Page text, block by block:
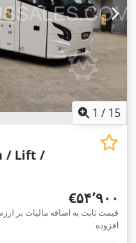
1 / 15
/ Lift /
‎€۵۴٬۹۰۰
قیمت ثابت به اضافه مالیات بر
افزوده